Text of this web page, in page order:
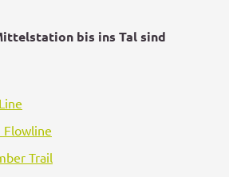
bis ins Tal sind
Flowline
Trail